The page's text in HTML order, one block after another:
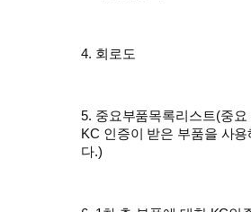
4. 회로도
5. 중요부품목록리스트(중요
KC 인증이 받은 부품을 사용
다.)